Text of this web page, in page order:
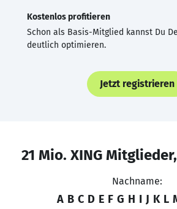
Kostenlos profitieren
Schon als Basis-Mitglied kannst Du
deutlich optimieren.
Jetzt registrieren
21 Mio. XING
Nachname:
A B C D E F G H I J K L